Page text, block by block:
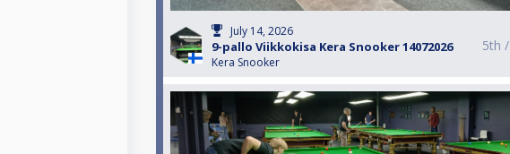
July 14, 2026
9-pallo Viikkokisa Kera Snooker 14072026
Kera Snooker
5th /